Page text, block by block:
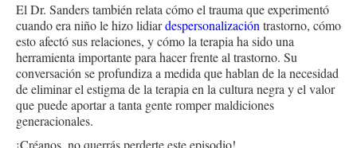
El Dr. Sanders también relata cómo el trauma que experimentó
cuando era niño le hizo lidiardespersonalizacióntrastorno, cómo
esto afectó sus relaciones, y cómo la terapia ha sido una
herramienta importante para hacer frente al trastorno. Su
conversación se profundiza a medida que hablan de la necesidad
de eliminar el estigma de la terapia en la cultura negra y el valor
que puede aportar a tanta gente romper maldiciones
generacionales.